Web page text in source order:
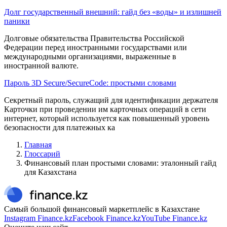
Долг государственный внешний: гайд без «воды» и излишней
паники
Дол­говые обязательства Правительства Российской
Федерации перед иностранными государствами или
международными организациями, выражен­ные в
иностранной валюте.
Пароль 3D Secure/SecureCode: простыми словами
Секретный пароль, служащий для идентификации держателя
Карточки при проведении им карточных операций в сети
интернет, который используется как повышенный уровень
безопасности для платежных ка
Главная
Глоссарий
Финансовый план простыми словами: эталонный гайд
для Казахстана
Самый большой финансовый маркетплейс в Казахстане
Instagram Finance.kzFacebook Finance.kzYouTube Finance.kz